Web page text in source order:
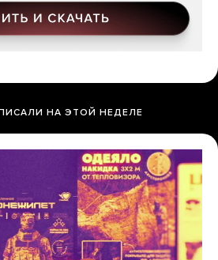
НА ЭТОЙ НЕДЕЛЕ